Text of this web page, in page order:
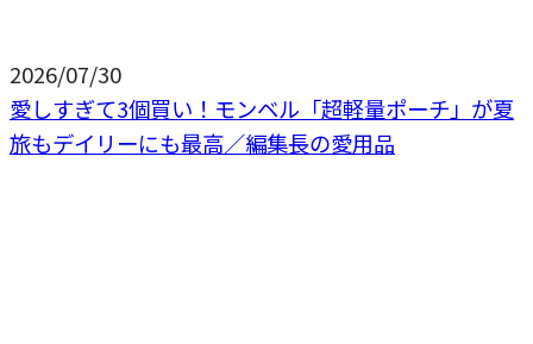
2026/07/30
愛しすぎて3個買い！モンベル「超軽量ポーチ」が夏
旅もデイリーにも最高／編集長の愛用品